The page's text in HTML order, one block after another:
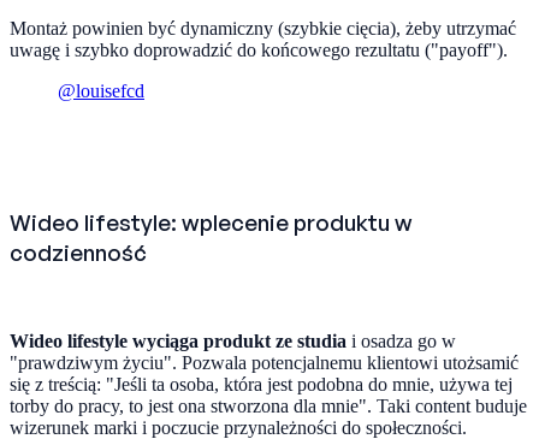
Montaż powinien być dynamiczny (szybkie cięcia), żeby utrzymać
uwagę i szybko doprowadzić do końcowego rezultatu ("payoff").
@louisefcd
Wideo lifestyle: wplecenie produktu w
codzienność
Wideo lifestyle wyciąga produkt ze studia i osadza go w
"prawdziwym życiu". Pozwala potencjalnemu klientowi utożsamić
się z treścią: "Jeśli ta osoba, która jest podobna do mnie, używa tej
torby do pracy, to jest ona stworzona dla mnie". Taki content buduje
wizerunek marki i poczucie przynależności do społeczności.